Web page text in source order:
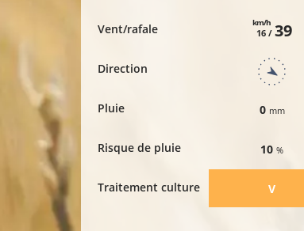
Vent/rafale
Direction
Pluie
Risque de pluie
Traitement culture
16 /
km/h 39
0 mm
10%
​V